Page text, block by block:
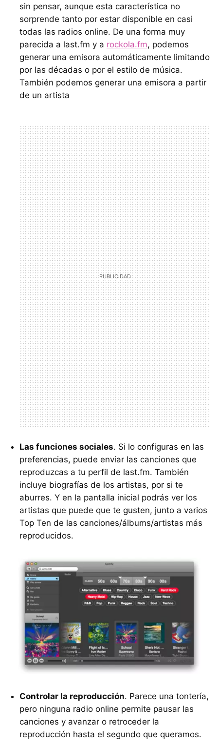
sin pensar, aunque esta característica no
sorprende tanto por estar disponible en casi
todas las radios online. De una forma muy
parecida a last.fm y a rockola.fm, podemos
generar una emisora automáticamente limitando
por las décadas o por el estilo de música.
También podemos generar una emisora a partir
de un artista
Las funciones sociales. Si lo configuras en las
preferencias, puede enviar las canciones que
reproduzcas a tu perfil de last.fm. También
incluye biografías de los artistas, por si te
aburres. Y en la pantalla inicial podrás ver los
artistas que puede que te gusten, junto a varios
Top Ten de las canciones/álbums/artistas más
reproducidos.
Controlar la reproducción. Parece una tontería,
pero ninguna radio online permite pausar las
canciones y avanzar o retroceder la
reproducción hasta el segundo que queramos.